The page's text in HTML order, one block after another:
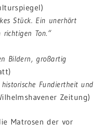
Stück. Ein unerhört
Ton.“
Bildern, großartig
Fundiertheit und
Zeitung)
Matrosen der vor